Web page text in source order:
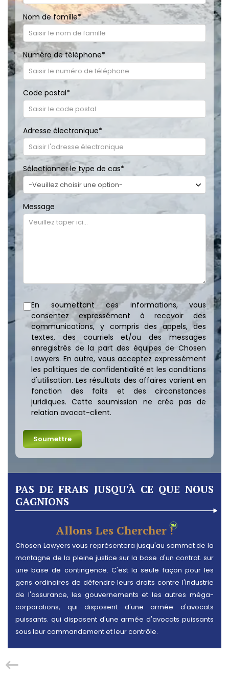
Nom de famille*
Numéro de téléphone*
Code postal*
Adresse électronique*
Sélectionner le type de cas*
Message
En soumettant ces informations, vous
consentez expressément à recevoir des
communications, y compris des appels, des
textes, des courriels et/ou des messages
enregistrés de la part des équipes de Chosen
Lawyers. En outre, vous acceptez expressément
les politiques de confidentialité et les conditions
d'utilisation. Les résultats des affaires varient en
fonction des faits et des circonstances
juridiques. Cette soumission ne crée pas de
relation avocat-client.
PAS DE FRAIS JUSQU'À CE QUE NOUS
GAGNIONS
Allons Les Chercher !
Chosen Lawyers vous représentera jusqu'au sommet de la
montagne de la pleine justice sur la base d'un contrat. sur
une base de contingence. C'est la seule façon pour les
gens ordinaires de défendre leurs droits contre l'industrie
de l'assurance, les gouvernements et les autres méga-
corporations, qui disposent d'une armée d'avocats
puissants. qui disposent d'une armée d'avocats puissants
sous leur commandement et leur contrôle.